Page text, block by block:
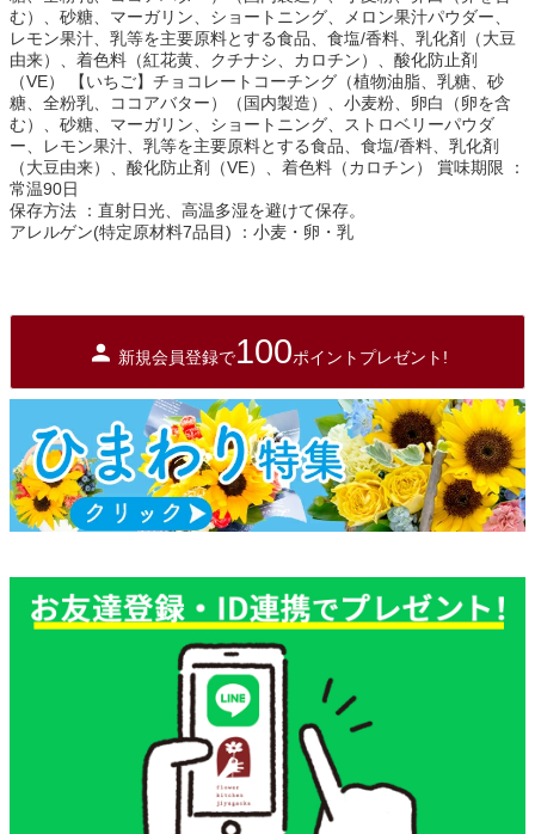
む）、砂糖、マーガリン、ショートニング、メロン果汁パウダー、
レモン果汁、乳等を主要原料とする食品、食塩/香料、乳化剤（大豆
由来）、着色料（紅花黄、クチナシ、カロチン）、酸化防止剤
（VE） 【いちご】チョコレートコーチング（植物油脂、乳糖、砂
糖、全粉乳、ココアバター）（国内製造）、小麦粉、卵白（卵を含
む）、砂糖、マーガリン、ショートニング、ストロベリーパウダ
ー、レモン果汁、乳等を主要原料とする食品、食塩/香料、乳化剤
（大豆由来）、酸化防止剤（VE）、着色料（カロチン） 賞味期限 ：
常温90日
保存方法 ：直射日光、高温多湿を避けて保存。
アレルゲン(特定原材料7品目) ：小麦・卵・乳
新規会員登録で100ポイントプレゼント!